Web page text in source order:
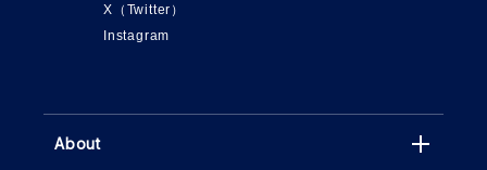
X（Twitter）
Instagram
About